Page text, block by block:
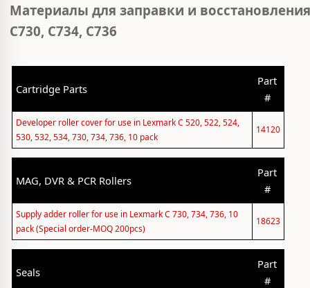
Материалы для заправки и
C730, C734, C736
Cartridge Parts
Part
#
Developer roller cover for use in Lexmark C 520, 522, 524,
530, 532, 534, 730, 734, 736, 10 pack
14120
MAG, DVR & PCR Rollers
Part
#
Supply adder roller for use in Lexmark C 730, 734, 736, 10
pack (Special order-MOQ 200pcs)
18623
Seals
Part
#